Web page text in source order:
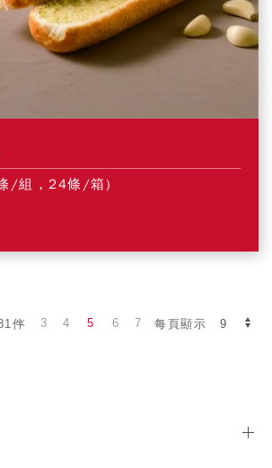
/組，24條/箱)
件 每頁顯示
3 4 5 6 7